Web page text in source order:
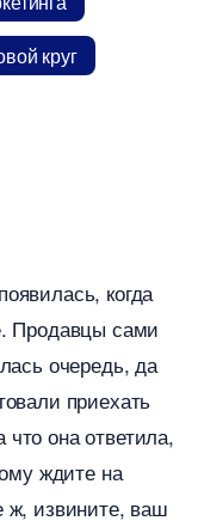
кру
когда
Продавцы сами
очередь, да
приехать
она ответила,
ждите на
ж, извините, ваш